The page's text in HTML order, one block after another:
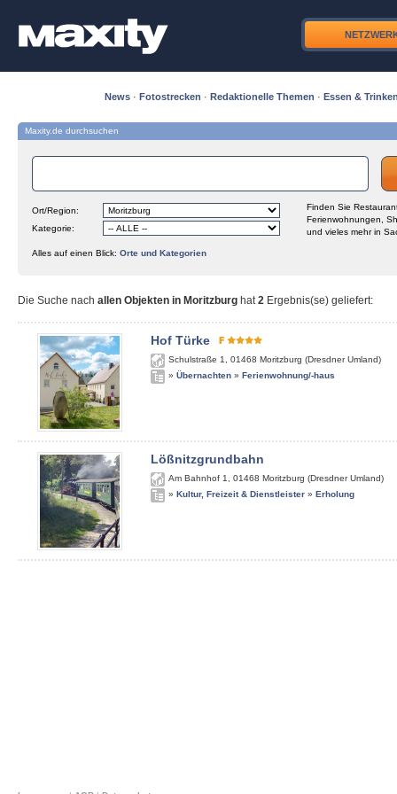
News · Fotostrecken · Redaktionelle Themen · Essen &
Maxity.de durchsuchen
Ort/Region:
Kategorie:
Finden Sie
Ferienwohnungen,
und vieles mehr in
Alles auf einen Blick: Orte und Kategorien
Die Suche nach allen Objekten in Moritzburg hat2 Ergebnis(se) geliefert:
Hof Türke
Schulstraße 1 01468 Moritzburg (Dresdner Umland)
» Übernachten » Ferienwohnung/-haus
Lößnitzgrundbahn
Am Bahnhof 1 01468 Moritzburg (Dresdner Umland)
» Kultur, Freizeit & Dienstleister » Erholung